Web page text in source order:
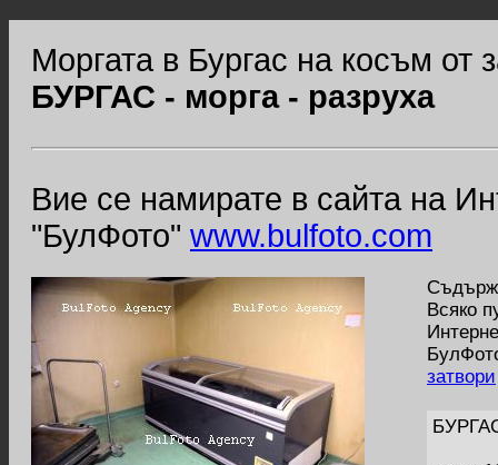
Моргата в Бургас на косъм от
БУРГАС - морга - разруха
Вие се намирате в сайта на
"БулФото" www.bulfoto.com
Всяко
затвори